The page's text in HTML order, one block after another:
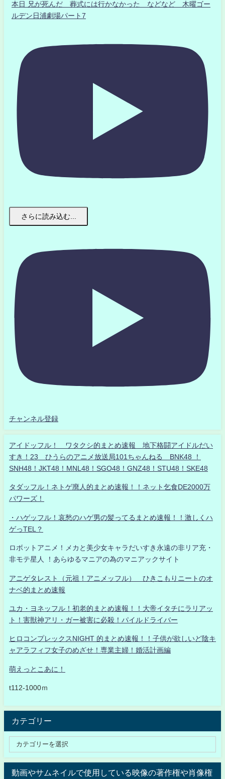
本日 兄が死んだ 葬式には行かなかった などなど 木曜ゴー
ルデン日浦劇場パート7
さらに読み込む...
チャンネル登録
アイドッフル！ ワタクシ的まとめ速報 地下格闘アイドルだい
すき！23 ひうらのアニメ放送局101ちゃんねる BNK48 ！
SNH48！JKT48！MNL48！SGO48！GNZ48！STU48！SKE48
タダッフル！ネトゲ廃人的まとめ速報！！ネット乞食DE2000万
パワーズ！
・ハゲッフル！哀愁のハゲ男の髪ってるまとめ速報！！激しくハ
ゲっTEL？
ロボットアニメ！メカと美少女キャラだいすき永遠の非リア充・
非モテ星人 ！あらゆるマニアの為のマニアックサイト
アニゲタレスト（元祖！アニメッフル） ひきこもりニートのオ
ナベ的まとめ速報
ユカ・ヨネッフル！初老的まとめ速報！！大帝イタチにラリアッ
ト！害獣神アリ・ガー被害に必殺！パイルドライバー
ヒロコンプレックスNIGHT 的まとめ速報！！子供が欲しいど陰キ
ャアラフィフ女子のめざせ！専業主婦！婚活計画編
萌えっとこあに！
t112-1000ｍ
カテゴリー
動画やサムネイルで使用している映像の著作権や肖像権